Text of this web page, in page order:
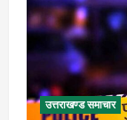
उत्तराखण्ड समाचार